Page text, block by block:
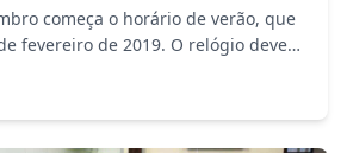
começa o horário de verão, que
fevereiro de 2019. O relógio deve